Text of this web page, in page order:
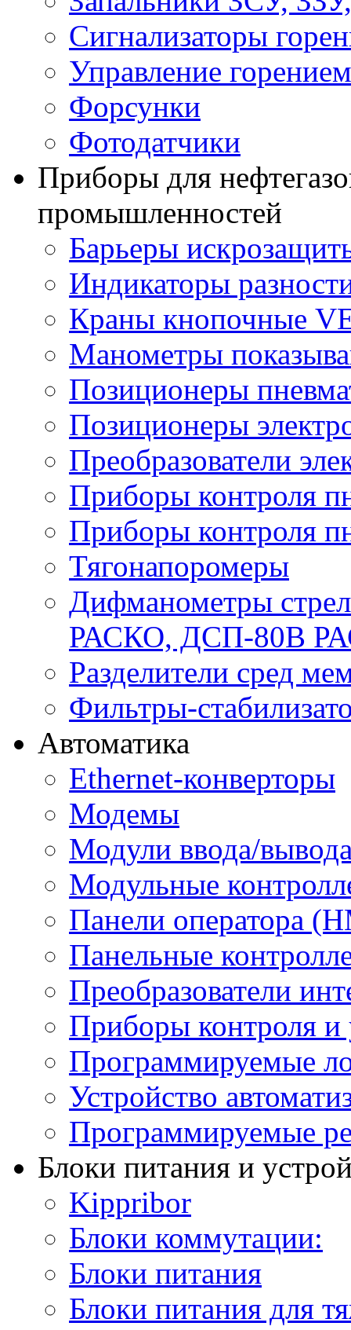
Сигнализаторы
Управление горением
Форсунки
Фотодатчики
Приборы для
промышленностей
Барьеры
Индикаторы
Краны кнопочные
Манометры
Позиционеры
Позиционеры
Преобразователи
Приборы контроля
Приборы контроля
Тягонапоромеры
Дифманометры
РАСКО, ДСП-80В
Разделители сред
Фильтры-
Автоматика
Ethernet-конверторы
Модемы
Модули ввода/
Модульные
Панели оператора
Панельные
Преобразователи
Приборы контроля и
Программируемые
Устройство
Программируемые
Блоки питания и
Kippribor
Блоки коммутации:
Блоки питания
Блоки питания для